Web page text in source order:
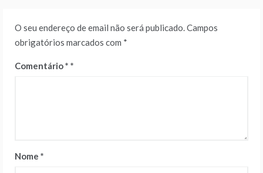
O seu endereço de email não será publicado.Campos
obrigatórios marcados com *
Comentário*
Nome *